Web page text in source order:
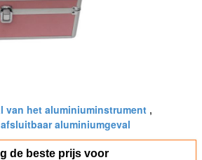
van het aluminiuminstrument ,
afsluitbaar aluminiumgeval
de beste prijs voor